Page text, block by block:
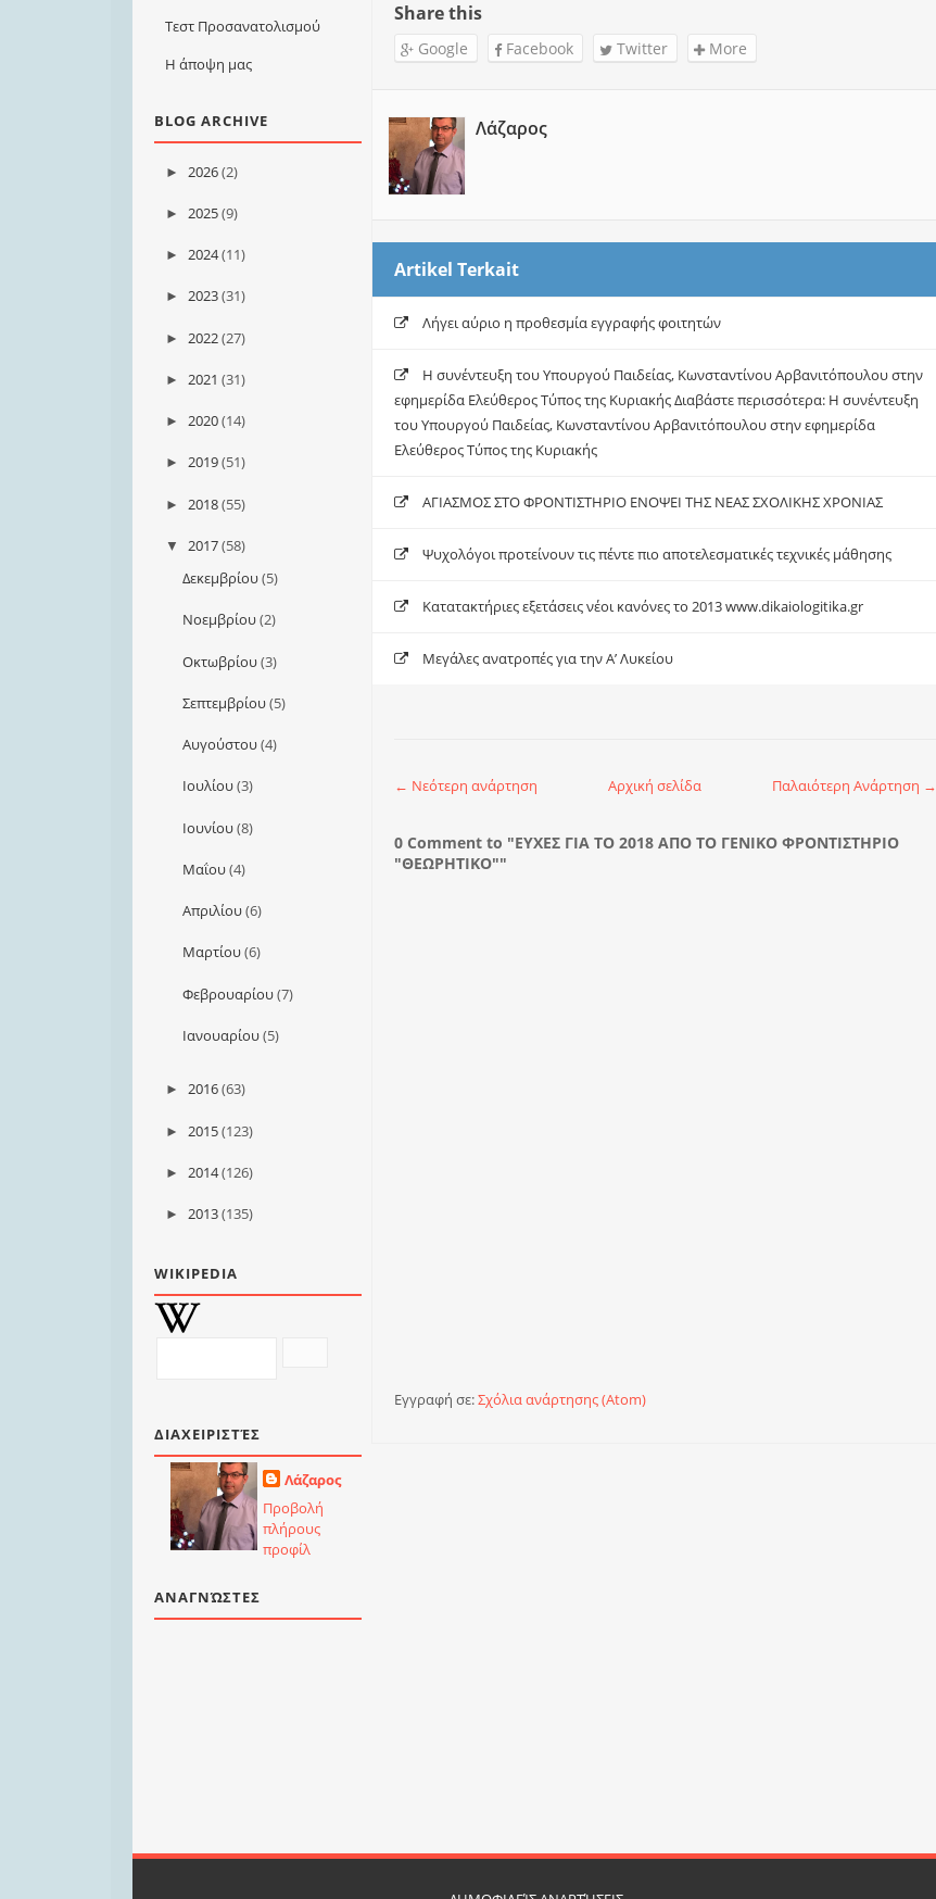
Τεστ Προσανατολισμού
Η άποψη μας
BLOG ARCHIVE
► 2026(2)
► 2025(9)
► 2024(11)
► 2023(31)
► 2022(27)
► 2021 (31)
► 2020(14)
► 2019(51)
► 2018(55)
▼ 2017(58)
Δεκεμβρίου(5)
Νοεμβρίου(2)
Οκτωβρίου(3)
Σεπτεμβρίου(5)
Αυγούστου(4)
Ιουλίου(3)
Ιουνίου(8)
Μαΐου(4)
Απριλίου(6)
Μαρτίου(6)
Φεβρουαρίου(7)
Ιανουαρίου(5)
► 2016(63)
► 2015(123)
► 2014(126)
► 2013(135)
WIKIPEDIA
ΔΙΑΧΕΙΡΙΣΤΈΣ
Λάζαρος
Προβολή
πλήρους
προφίλ
ΑΝΑΓΝΏΣΤΕΣ
Share this
Google Facebook Twitter More
Λάζαρος
Artikel Terkait
Λήγει αύριο η προθεσμία εγγραφής φοιτητών
Η συνέντευξη του Υπουργού Παιδείας, Κωνσταντίνου Αρβανιτόπουλου στην
εφημερίδα Ελεύθερος Τύπος της Κυριακής Διαβάστε περισσότερα: Η συνέντευξη
του Υπουργού Παιδείας, Κωνσταντίνου Αρβανιτόπουλου στην εφημερίδα
Ελεύθερος Τύπος της Κυριακής
ΑΓΙΑΣΜΟΣ ΣΤΟ ΦΡΟΝΤΙΣΤΗΡΙΟ ΕΝΟΨΕΙ ΤΗΣ ΝΕΑΣ ΣΧΟΛΙΚΗΣ ΧΡΟΝΙΑΣ
Ψυχολόγοι προτείνουν τις πέντε πιο αποτελεσματικές τεχνικές μάθησης
Κατατακτήριες εξετάσεις νέοι κανόνες το 2013 www.dikaiologitika.gr
Μεγάλες ανατροπές για την Α’ Λυκείου
← Νεότερη ανάρτηση Παλαιότερη Ανάρτηση →
Αρχική σελίδα
0 Comment to "ΕΥΧΕΣ ΓΙΑ ΤΟ 2018 ΑΠΟ ΤΟ ΓΕΝΙΚΟ ΦΡΟΝΤΙΣΤΗΡΙΟ
"ΘΕΩΡΗΤΙΚΟ""
Εγγραφή σε:Σχόλια ανάρτησης (Atom)